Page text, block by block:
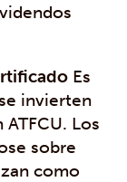
Es
invierten
Los
sobre
como